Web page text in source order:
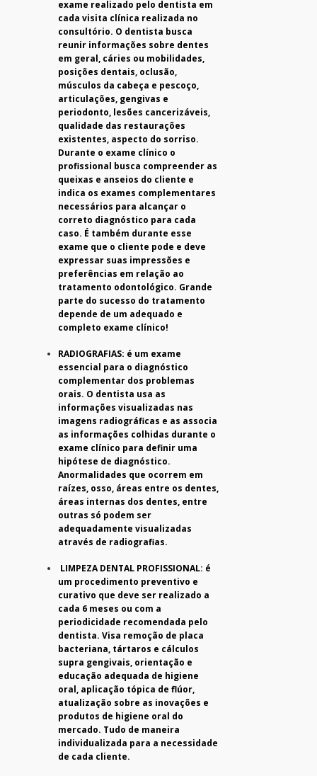
exame realizado pelo dentista em
cada visita clínica realizada no
consultório. O dentista busca
reunir informações sobre dentes
em geral, cáries ou mobilidades,
posições dentais, oclusão,
músculos da cabeça e pescoço,
articulações, gengivas e
periodonto, lesões cancerizáveis,
qualidade das restaurações
existentes, aspecto do sorriso.
Durante o exame clínico o
profissional busca compreender as
queixas e anseios do cliente e
indica os exames complementares
necessários para alcançar o
correto diagnóstico para cada
caso. É também durante esse
exame que o cliente pode e deve
expressar suas impressões e
preferências em relação ao
tratamento odontológico. Grande
parte do sucesso do tratamento
depende de um adequado e
completo exame clínico!
RADIOGRAFIAS: é um exame
essencial para o diagnóstico
complementar dos problemas
orais. O dentista usa as
informações visualizadas nas
imagens radiográficas e as associa
as informações colhidas durante o
exame clínico para definir uma
hipótese de diagnóstico.
Anormalidades que ocorrem em
raízes, osso, áreas entre os dentes,
áreas internas dos dentes, entre
outras só podem ser
adequadamente visualizadas
através de radiografias.
LIMPEZA DENTAL PROFISSIONAL: é
um procedimento preventivo e
curativo que deve ser realizado a
cada 6 meses ou com a
periodicidade recomendada pelo
dentista. Visa remoção de placa
bacteriana, tártaros e cálculos
supra gengivais, orientação e
educação adequada de higiene
oral, aplicação tópica de flúor,
atualização sobre as inovações e
produtos de higiene oral do
mercado. Tudo de maneira
individualizada para a necessidade
de cada cliente.